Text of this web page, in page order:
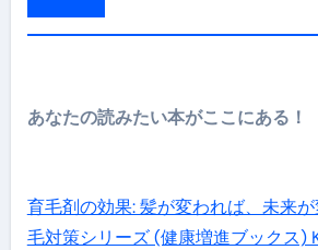
あなたの読みたい本がここにある！
育毛剤の効果: 髪が変われば、未来
毛対策シリーズ (健康増進ブックス)